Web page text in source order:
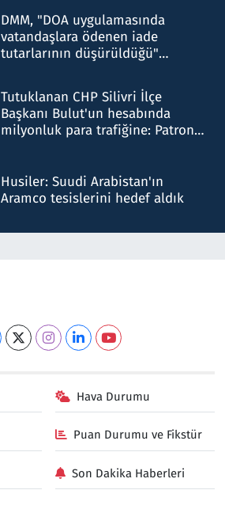
DMM, "DOA uygulamasında
vatandaşlara ödenen iade
tutarlarının düşürüldüğü"
Tutuklanan CHP Silivri İlçe
Başkanı Bulut'un hesabında
milyonluk para trafiğine: Patron
Husiler: Suudi Arabistan'ın
Aramco tesislerini hedef aldık
Hava Durumu
Puan Durumu ve Fikstür
Son Dakika Haberleri